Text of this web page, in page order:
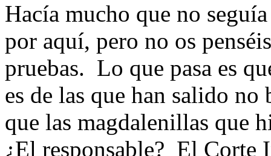
Hacía mucho que no
por aquí, pero no os
pruebas. Lo que pasa es
es de las que han salido
que las magdalenillas que
¿El responsable? El Corte